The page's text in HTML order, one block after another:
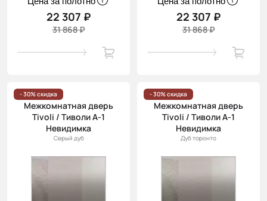
22 307 ₽
31 868 ₽
22 307 ₽
31 868 ₽
- 30% скидка
Межкомнатная дверь
Tivoli / Тиволи А-1
Невидимка
Серый дуб
- 30% скидка
Межкомнатная дверь
Tivoli / Тиволи А-1
Невидимка
Дуб торонто